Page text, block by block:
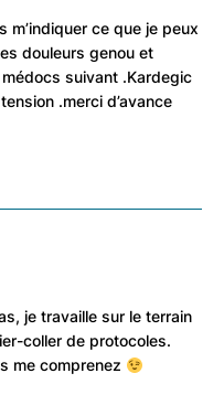
m’indiquer ce que je peux
douleurs genou et
suivant .Kardegic
.merci d’avance
je travaille sur le terrain
coller de protocoles.
me comprenez